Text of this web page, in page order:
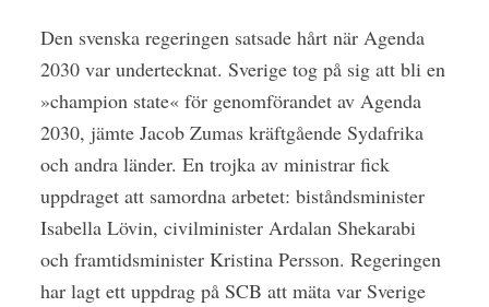
Den svenska regeringen satsade hårt när Agenda
2030 var undertecknat. Sverige tog på sig att bli en
»champion state« för genomförandet av Agenda
2030, jämte Jacob Zumas kräftgående Sydafrika
och andra länder. En trojka av ministrar fick
uppdraget att samordna arbetet: biståndsminister
Isabella Lövin, civilminister Ardalan Shekarabi
och framtidsminister Kristina Persson. Regeringen
har lagt ett uppdrag på SCB att mäta var Sverige